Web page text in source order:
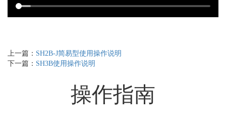
上一篇： SH2B-J简易型使用操作说明
下一篇： SH3B使用操作说明
操作指南